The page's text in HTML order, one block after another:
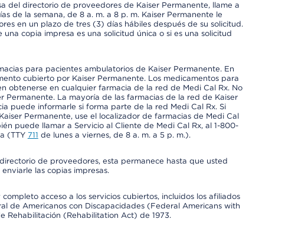
del directorio de proveedores de Kaiser Permanente, llame a
de la semana, de 8 a. m. a 8 p. m. Kaiser Permanente le
en un plazo de tres (3) días hábiles después de su solicitud.
copia impresa es una solicitud única o si es una solicitud
para pacientes ambulatorios de Kaiser Permanente. En
cubierto por Kaiser Permanente. Los medicamentos para
obtenerse en cualquier farmacia de la red de Medi Cal Rx. No
Permanente. La mayoría de las farmacias de la red de Kaiser
puede informarle si forma parte de la red Medi Cal Rx. Si
Permanente, use el localizador de farmacias de Medi Cal
puede llamar a Servicio al Cliente de Medi Cal Rx, al 1-800-
(TTY 711 de lunes a viernes, de 8 a. m. a 5 p. m.).
de proveedores, esta permanece hasta que usted
las copias impresas.
acceso a los servicios cubiertos, incluidos los afiliados
de Americanos con Discapacidades (Federal Americans with
Rehabilitación (Rehabilitation Act) de 1973.